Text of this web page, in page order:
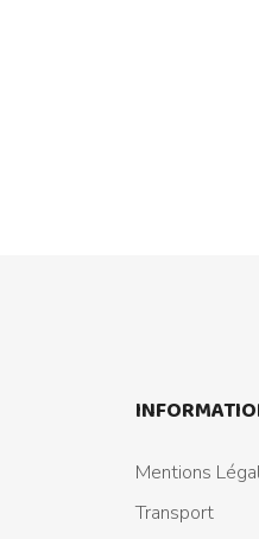
Mentions
Transport